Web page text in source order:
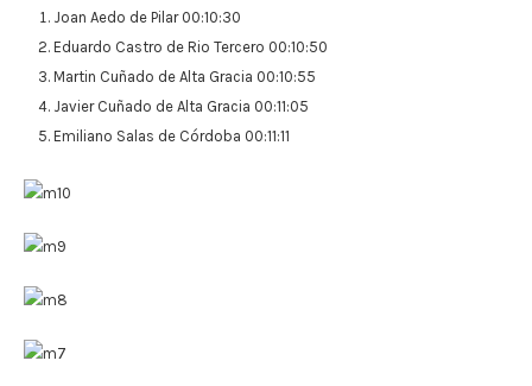
Joan Aedo de Pilar 00:10:30
Eduardo Castro de Rio Tercero 00:10:50
Martin Cuñado de Alta Gracia 00:10:55
Javier Cuñado de Alta Gracia 00:11:05
Emiliano Salas de Córdoba 00:11:11